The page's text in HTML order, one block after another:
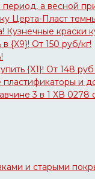
а весной
Церта-Пласт
краски
{X9}! От 150 руб/кг!
{X1}! От 148 руб
и
3 в 1 ХВ 0278
и старыми